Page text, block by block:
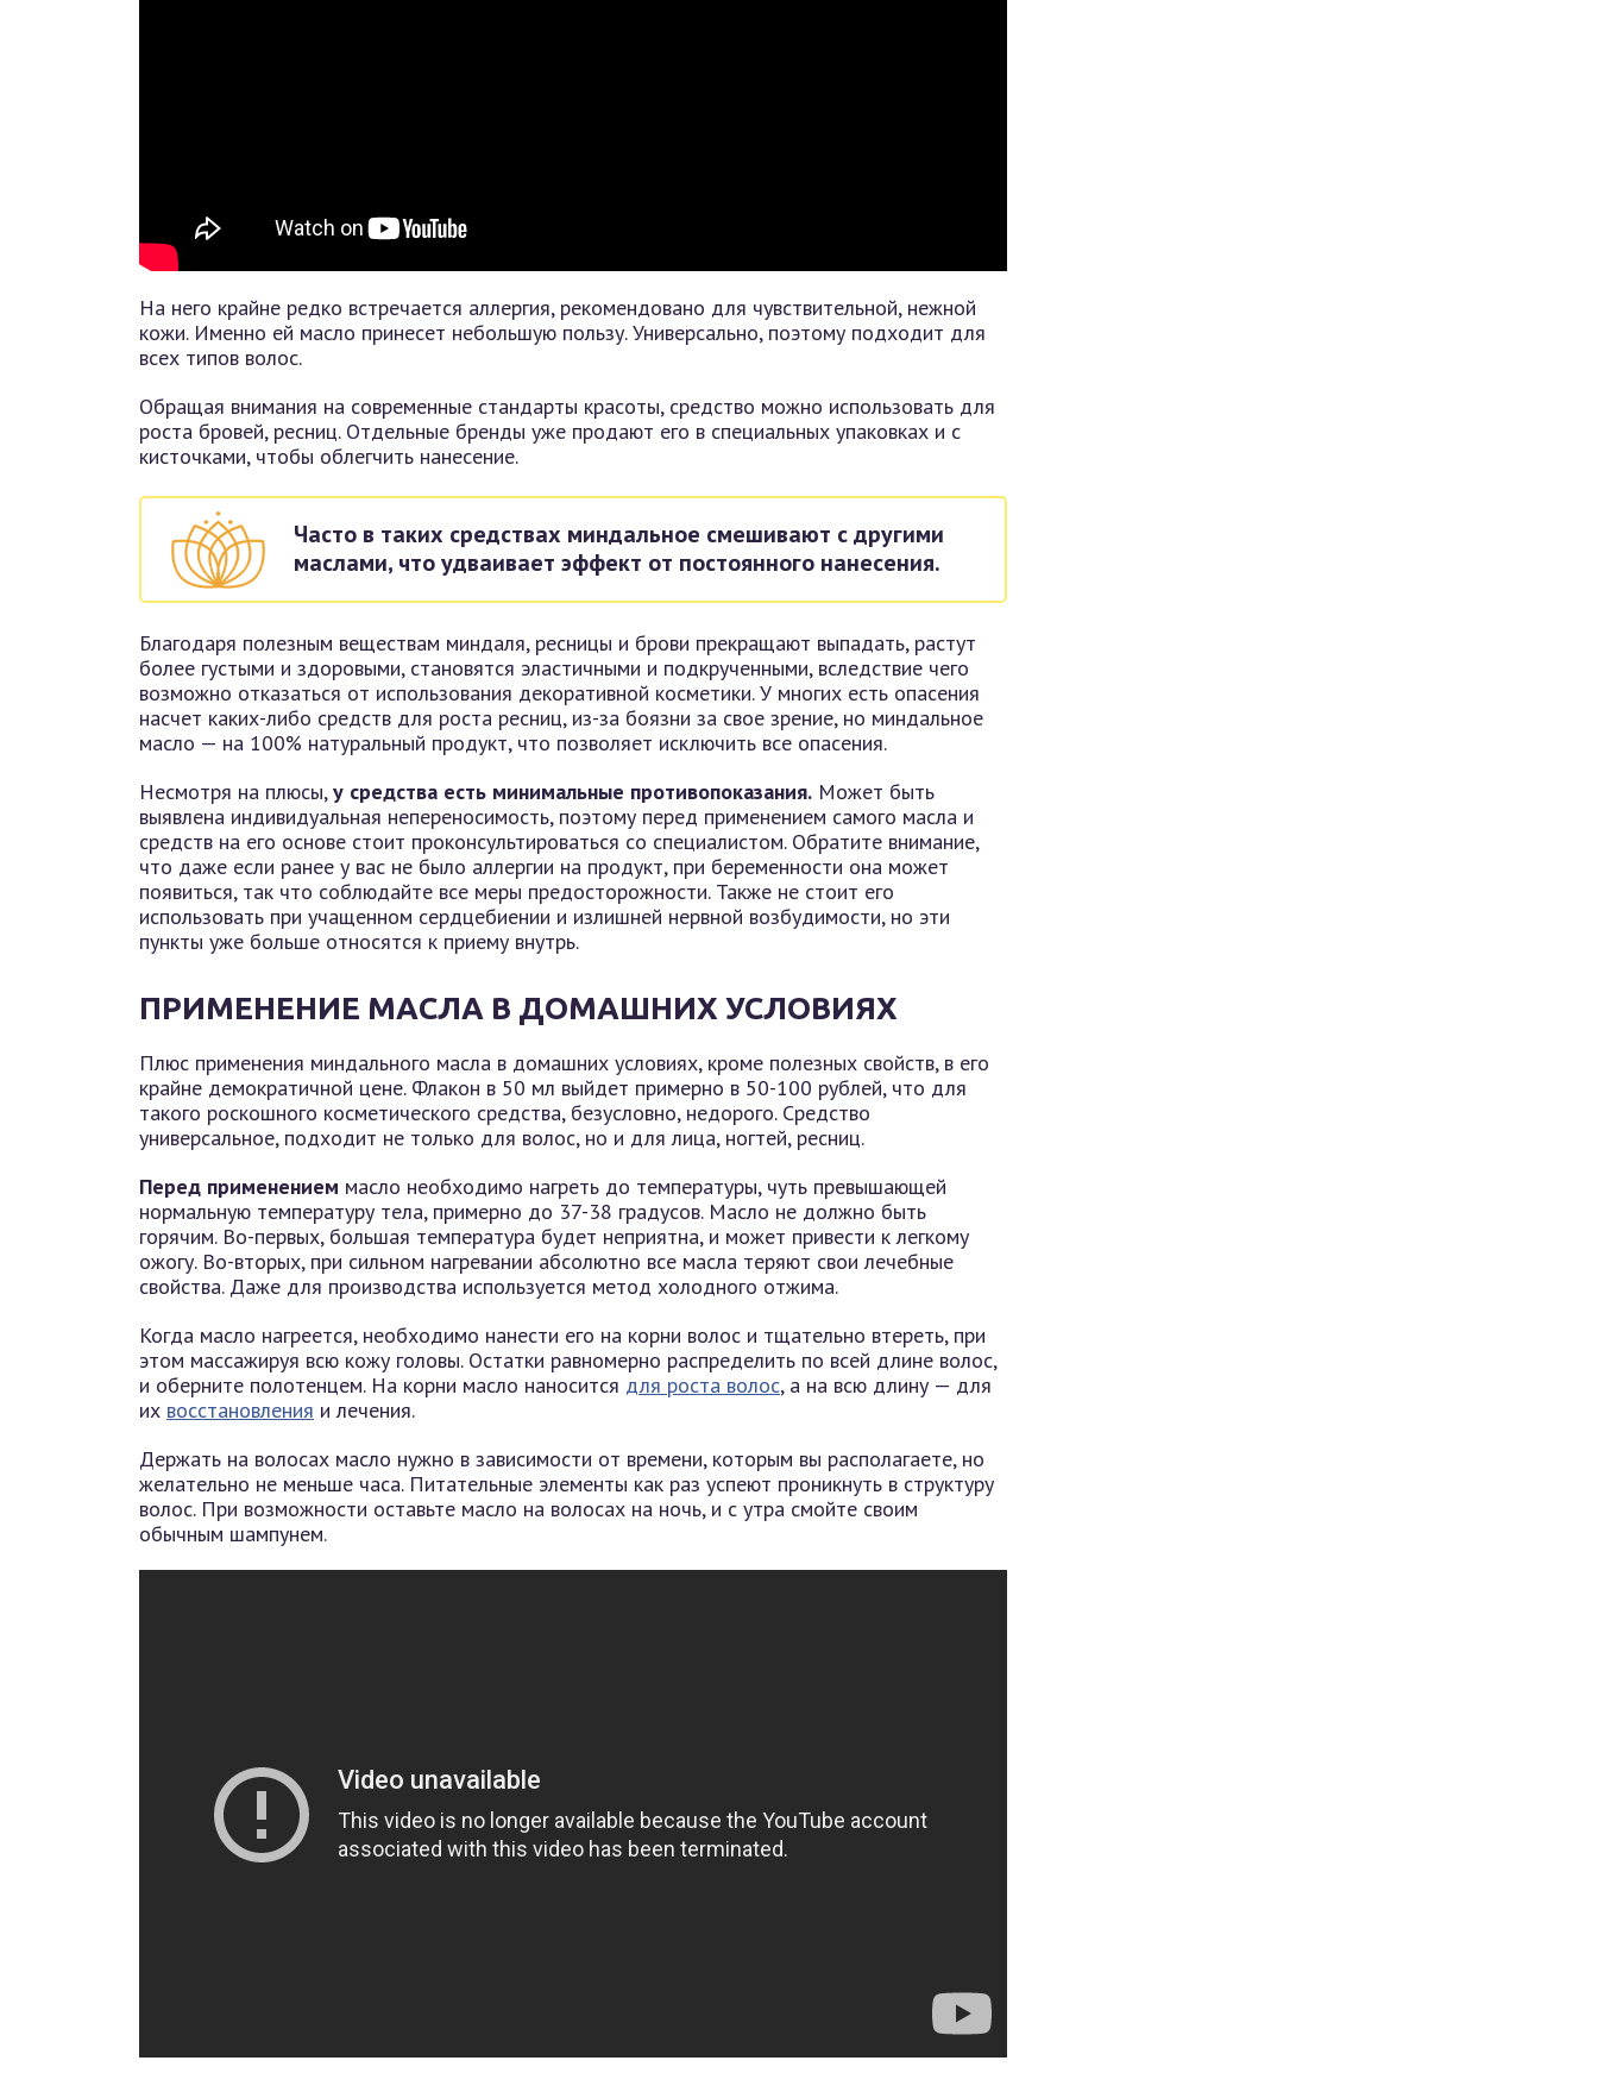
На него крайне редко встречается аллергия, рекомендовано для чувствительной, нежной
кожи. Именно ей масло принесет небольшую пользу. Универсально, поэтому подходит для
всех типов волос.
Обращая внимания на современные стандарты красоты, средство можно использовать для
роста бровей, ресниц. Отдельные бренды уже продают его в специальных упаковках и с
кисточками, чтобы облегчить нанесение.
Часто в таких средствах миндальное смешивают с другими
маслами, что удваивает эффект от постоянного нанесения.
Благодаря полезным веществам миндаля, ресницы и брови прекращают выпадать, растут
более густыми и здоровыми, становятся эластичными и подкрученными, вследствие чего
возможно отказаться от использования декоративной косметики. У многих есть опасения
насчет каких-либо средств для роста ресниц, из-за боязни за свое зрение, но миндальное
масло — на 100% натуральный продукт, что позволяет исключить все опасения.
Несмотря на плюсы,у средства есть минимальные противопоказания. Может быть
выявлена индивидуальная непереносимость, поэтому перед применением самого масла и
средств на его основе стоит проконсультироваться со специалистом. Обратите внимание,
что даже если ранее у вас не было аллергии на продукт, при беременности она может
появиться, так что соблюдайте все меры предосторожности. Также не стоит его
использовать при учащенном сердцебиении и излишней нервной возбудимости, но эти
пункты уже больше относятся к приему внутрь.
ПРИМЕНЕНИЕ МАСЛА В ДОМАШНИХ УСЛОВИЯХ
Плюс применения миндального масла в домашних условиях, кроме полезных свойств, в его
крайне демократичной цене. Флакон в 50 мл выйдет примерно в 50-100 рублей, что для
такого роскошного косметического средства, безусловно, недорого. Средство
универсальное, подходит не только для волос, но и для лица, ногтей, ресниц.
Перед применением масло необходимо нагреть до температуры, чуть превышающей
нормальную температуру тела, примерно до 37-38 градусов. Масло не должно быть
горячим. Во-первых, большая температура будет неприятна, и может привести к легкому
ожогу. Во-вторых, при сильном нагревании абсолютно все масла теряют свои лечебные
свойства. Даже для производства используется метод холодного отжима.
Когда масло нагреется, необходимо нанести его на корни волос и тщательно втереть, при
этом массажируя всю кожу головы. Остатки равномерно распределить по всей длине волос,
и оберните полотенцем. На корни масло наносится для роста волос, а на всю длину — для
их восстановления и лечения.
Держать на волосах масло нужно в зависимости от времени, которым вы располагаете, но
желательно не меньше часа. Питательные элементы как раз успеют проникнуть в структуру
волос. При возможности оставьте масло на волосах на ночь, и с утра смойте своим
обычным шампунем.